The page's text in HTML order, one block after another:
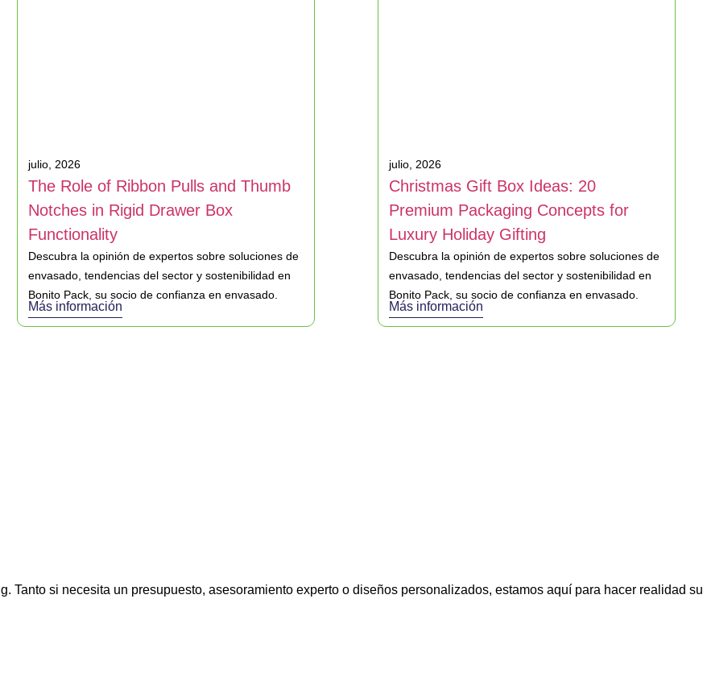
julio, 2026
The Role of Ribbon Pulls and Thumb
Notches in Rigid Drawer Box
Functionality
Descubra la opinión de expertos sobre soluciones de
envasado, tendencias del sector y sostenibilidad en
Bonito Pack, su socio de confianza en envasado.
Más información
julio, 2026
Christmas Gift Box Ideas: 20
Premium Packaging Concepts for
Luxury Holiday Gifting
Descubra la opinión de expertos sobre soluciones de
envasado, tendencias del sector y sostenibilidad en
Bonito Pack, su socio de confianza en envasado.
Más información
Tanto si necesita un presupuesto, asesoramiento experto o diseños personalizados, estamos aquí para hacer realidad su